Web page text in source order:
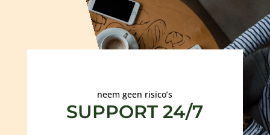
neem geen risico’s
SUPPORT 24/7